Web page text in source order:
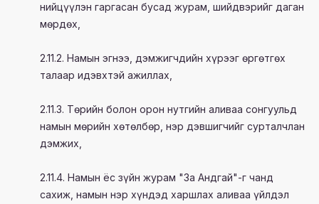
нийцүүлэн гаргасан бусад журам, шийдвэрийг даган
мөрдөх,
2.11.2. Намын эгнээ, дэмжигчдийн хүрээг өргөтгөх
талаар идэвхтэй ажиллах,
2.11.3. Төрийн болон орон нутгийн аливаа сонгуульд
намын мөрийн хөтөлбөр, нэр дэвшигчийг сурталчлан
дэмжих,
2.11.4. Намын ёс зүйн журам "За Андгай"-г чанд
сахиж, намын нэр хүндэд харшлах аливаа үйлдэл